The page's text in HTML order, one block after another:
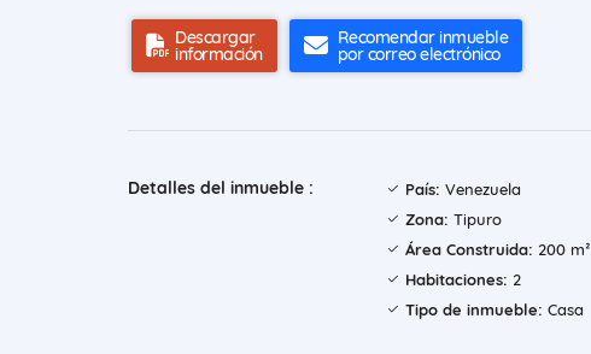
Descargar
información
Recomendar inmueble
por correo electrónico
Detalles del inmueble : País: Venezuela
Zona: Tipuro
Área Construida: 200 m²
Habitaciones: 2
Tipo de inmueble: Casa